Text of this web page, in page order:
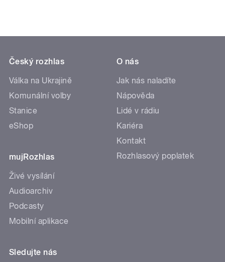
Český rozhlas
Válka na Ukrajině
Komunální volby
Stanice
eShop
mujRozhlas
Živé vysílání
Audioarchiv
Podcasty
Mobilní aplikace
O nás
Jak nás naladíte
Nápověda
Lidé v rádiu
Kariéra
Kontakt
Rozhlasový poplatek
Sledujte nás